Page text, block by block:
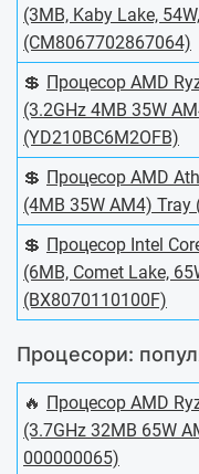
(3MB, Kaby Lake,
(CM8067702867064)
💲 Процесор AMD
(3.2GHz 4MB 35W
(YD210BC6M2OFB)
💲 Процесор AMD
(4MB 35W AM4) Tray
💲 Процесор Intel
(6MB, Comet Lake,
(BX8070110100F)
Процесори:
🔥 Процесор AMD
(3.7GHz 32MB 65W
000000065)